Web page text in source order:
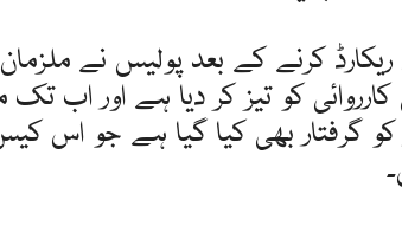
ریکارڈ کرنے کے بعد پولیس نے
کو تیز کر دیا ہے اور اب تک
کو گرفتار بھی کیا گیا ہے جو اس